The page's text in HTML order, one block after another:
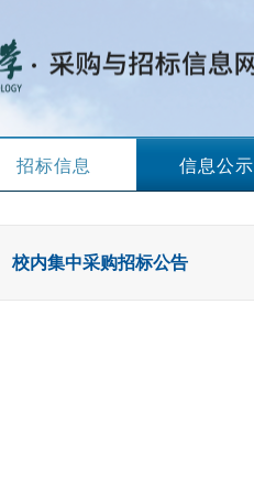
招标信息 信息公示
校内集中采购招标公告